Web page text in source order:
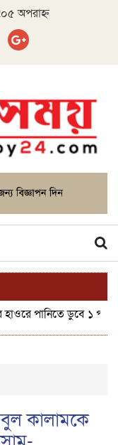
অপরাহ্ন
পানিতে ডুবে ১
কালামকে